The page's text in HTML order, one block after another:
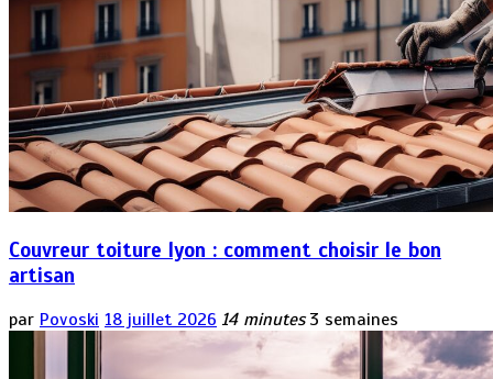
Couvreur toiture lyon : comment choisir le bon
artisan
par Povoski 18 juillet 2026 14 minutes 3 semaines